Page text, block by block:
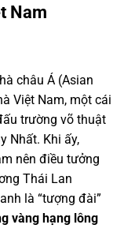
Nam
châu Á (Asian
Việt Nam, một cái
trường võ thuật
Nhất. Khi ấy,
nên điều tưởng
Thái Lan
là “tượng đài”
vàng hạng lông